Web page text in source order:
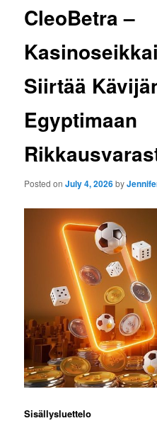
CleoBetra –
Siirtää
Egyptimaan
Posted onJuly 4, 2026by
Sisällysluettelo